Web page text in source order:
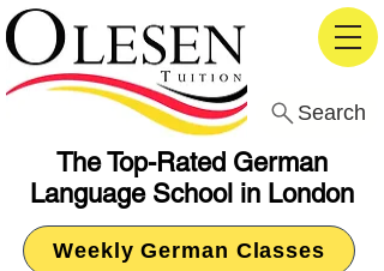
The Top-Rated German
Language School in London
Search
Weekly German Classes